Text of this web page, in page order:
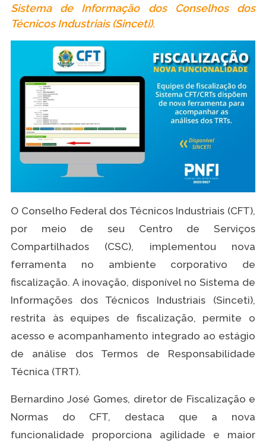
Sistema de Informação dos Conselhos dos
Técnicos Industriais (Sinceti).
O Conselho Federal dos Técnicos Industriais (CFT),
por meio de seu Centro de Serviços
Compartilhados (CSC), implementou nova
ferramenta no ambiente corporativo de
fiscalização. A inovação, disponível no Sistema de
Informações dos Técnicos Industriais (Sinceti),
restrita às equipes de fiscalização, permite o
acesso e acompanhamento integrado ao estágio
de análise dos Termos de Responsabilidade
Técnica (TRT).
Bernardino José Gomes, diretor de Fiscalização e
Normas do CFT, destaca que a nova
funcionalidade proporciona agilidade e maior